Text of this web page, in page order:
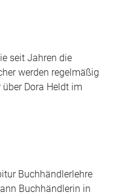
seit Jahren die
werden regelmäßig
Dora Heldt im
Buchhändlerlehre
Buchhändlerin in